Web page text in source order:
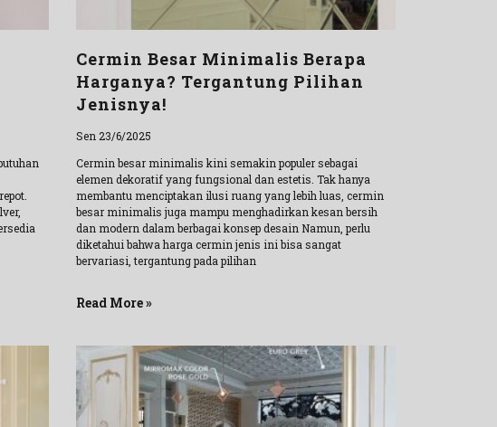
Cermin Besar Minimalis Berapa
Harganya? Tergantung Pilihan
Jenisnya!
Sen 23/6/2025
Cermin besar minimalis kini semakin populer sebagai
elemen dekoratif yang fungsional dan estetis. Tak hanya
membantu menciptakan ilusi ruang yang lebih luas, cermin
besar minimalis juga mampu menghadirkan kesan bersih
dan modern dalam berbagai konsep desain Namun, perlu
diketahui bahwa harga cermin jenis ini bisa sangat
bervariasi, tergantung pada pilihan
Read More »